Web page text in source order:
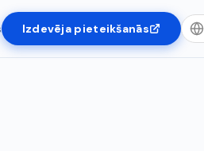
Izdevēja pieteikšanās